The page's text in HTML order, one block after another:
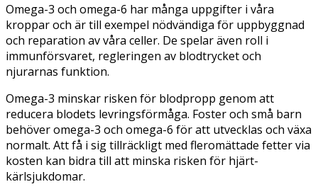
Omega-3 och omega-6 har många uppgifter i våra
kroppar och är till exempel nödvändiga för uppbyggnad
och reparation av våra celler. De spelar även roll i
immunförsvaret, regleringen av blodtrycket och
njurarnas funktion.
Omega-3 minskar risken för blodpropp genom att
reducera blodets levringsförmåga. Foster och små barn
behöver omega-3 och omega-6 för att utvecklas och växa
normalt. Att få i sig tillräckligt med fleromättade fetter via
kosten kan bidra till att minska risken för hjärt-
kärlsjukdomar.